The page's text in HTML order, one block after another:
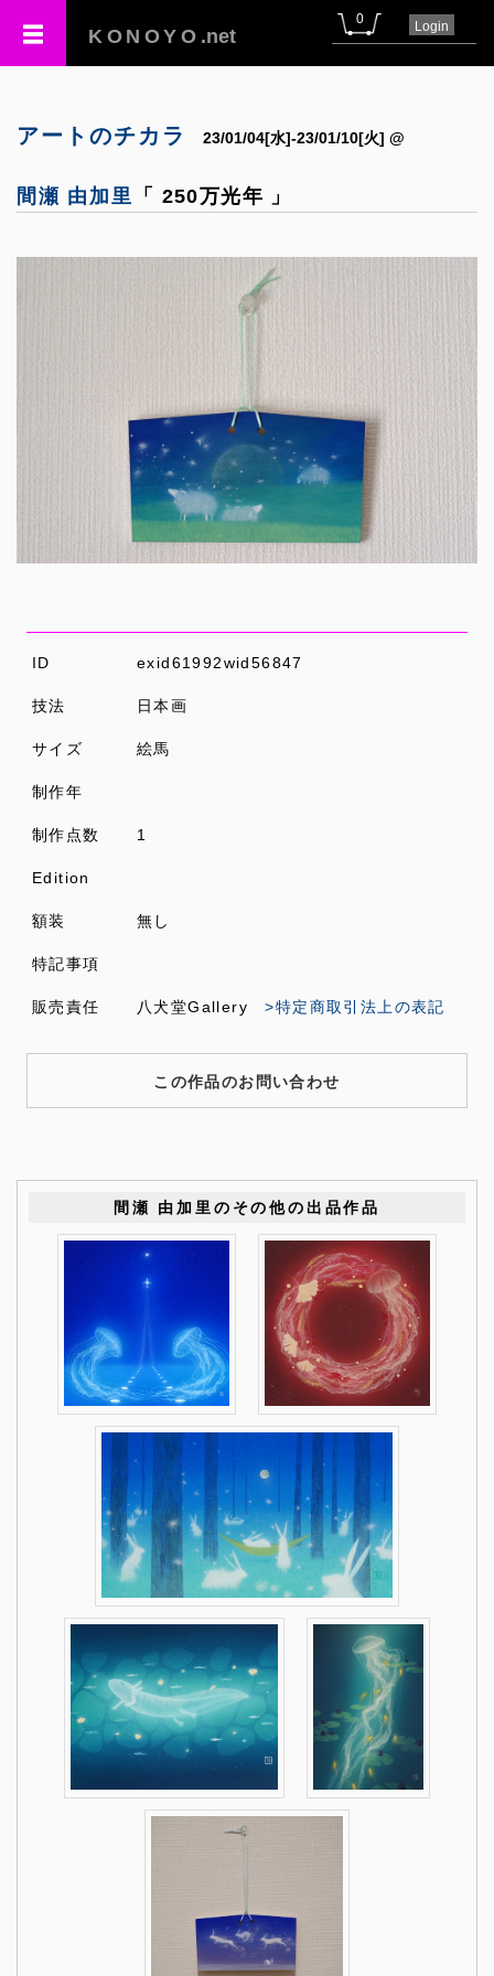
KONOYO .net
0 Login
アートのチカラ 23/01/04[水]-23/01/10[火] @
間瀬 由加里 「 250万光年 」
ID exid61992wid56847
技法 日本画
サイズ 絵馬
制作年
制作点数 1
Edition
額装 無し
特記事項
販売責任 八犬堂Gallery>特定商取引法上の表記
この作品のお問い合わせ
間瀬 由加里のその他の出品作品